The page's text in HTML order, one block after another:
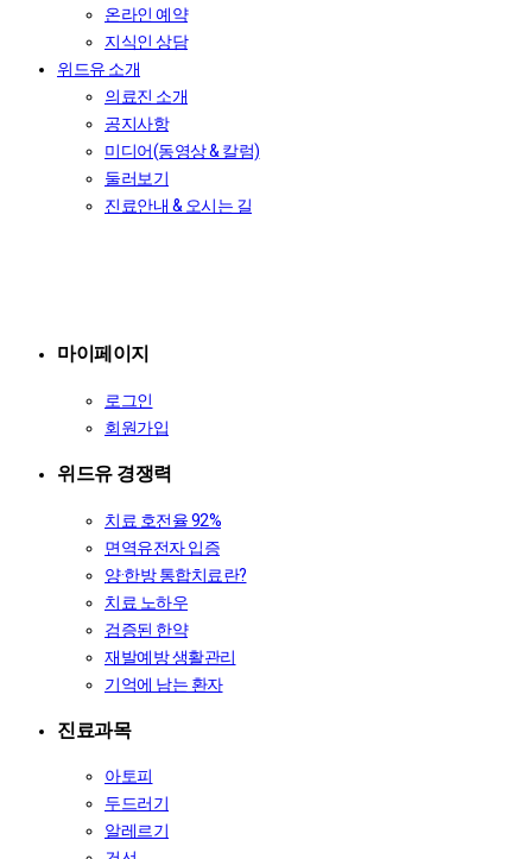
온라인 예약
지식인 상담
위드유 소개
의료진 소개
공지사항
미디어(동영상 & 칼럼)
둘러보기
진료안내 & 오시는 길
마이페이지
로그인
회원가입
위드유 경쟁력
치료 호전율 92%
면역유전자 입증
양·한방 통합치료란?
치료 노하우
검증된 한약
재발예방 생활관리
기억에 남는 환자
진료과목
아토피
두드러기
알레르기